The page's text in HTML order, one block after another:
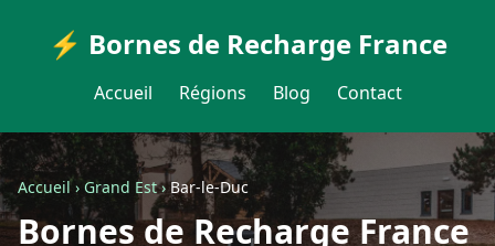
⚡ Bornes de Recharge France
Accueil Régions Blog Contact
Accueil›Grand Est›Bar-le-Duc
Bornes de Recharge France